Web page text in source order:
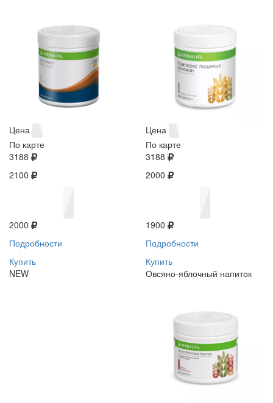
Цена
По карте
3188
2100
2000
Подробности
Купить
NEW
Цена
По карте
3188
2000
1900
Подробности
Купить
Овсяно-яблочный напиток